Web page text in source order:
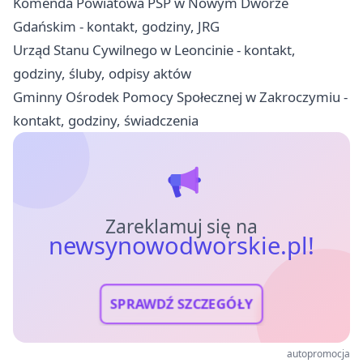
Gdańskim - kontakt, godziny, JRG
Urząd Stanu Cywilnego w Leoncinie - kontakt,
godziny, śluby, odpisy aktów
Gminny Ośrodek Pomocy Społecznej w Zakroczymiu -
kontakt, godziny, świadczenia
Zareklamuj się na
newsynowodworskie.pl!
SPRAWDŹ SZCZEGÓŁY
autopromocja